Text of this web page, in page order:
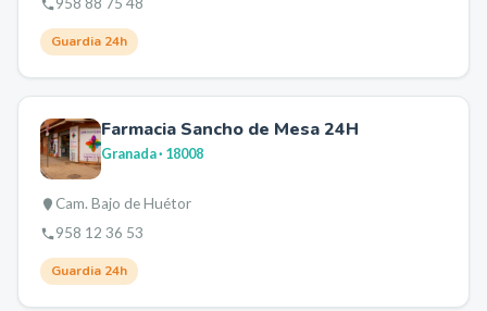
Guardia 24h
Farmacia Sancho de Mesa 24H
Granada· 18008
Cam. Bajo de Huétor
958 12 36 53
Guardia 24h